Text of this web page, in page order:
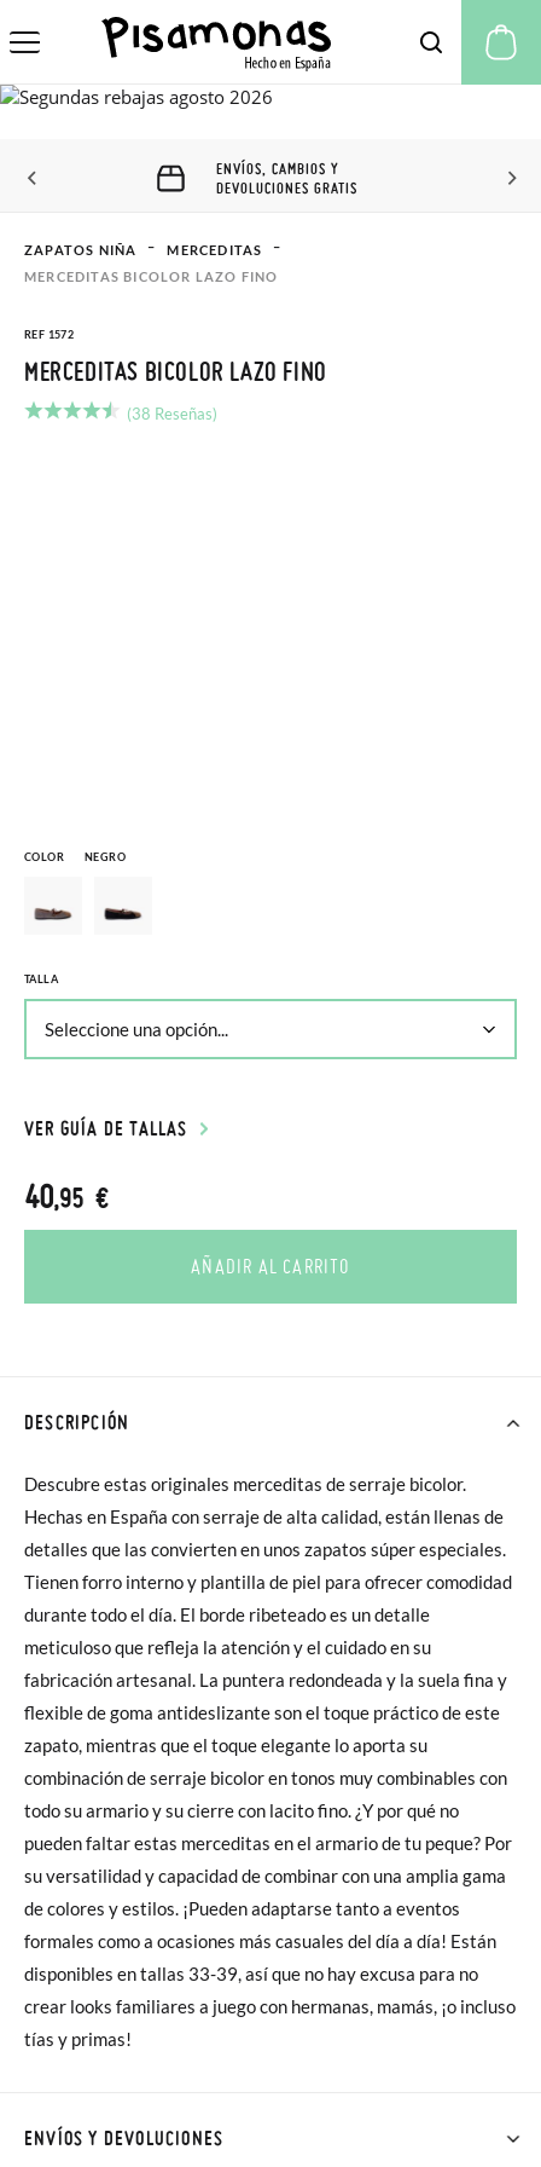
ENVÍOS, CAMBIOS Y
DEVOLUCIONES GRATIS
ZAPATOS NIÑA
MERCEDITAS
MERCEDITAS BICOLOR LAZO FINO
REF 1572
MERCEDITAS BICOLOR LAZO FINO
(38 Reseñas)
COLOR NEGRO
TALLA
VER GUÍA DE TALLAS
40,95 €
AÑADIR AL CARRITO
DESCRIPCIÓN
Descubre estas originales merceditas de serraje bicolor.
Hechas en España con serraje de alta calidad, están llenas de
detalles que las convierten en unos zapatos súper especiales.
Tienen forro interno y plantilla de piel para ofrecer comodidad
durante todo el día. El borde ribeteado es un detalle
meticuloso que refleja la atención y el cuidado en su
fabricación artesanal. La puntera redondeada y la suela fina y
flexible de goma antideslizante son el toque práctico de este
zapato, mientras que el toque elegante lo aporta su
combinación de serraje bicolor en tonos muy combinables con
todo su armario y su cierre con lacito fino. ¿Y por qué no
pueden faltar estas merceditas en el armario de tu peque? Por
su versatilidad y capacidad de combinar con una amplia gama
de colores y estilos. ¡Pueden adaptarse tanto a eventos
formales como a ocasiones más casuales del día a día! Están
disponibles en tallas 33-39, así que no hay excusa para no
crear looks familiares a juego con hermanas, mamás, ¡o incluso
tías y primas!
ENVÍOS Y DEVOLUCIONES